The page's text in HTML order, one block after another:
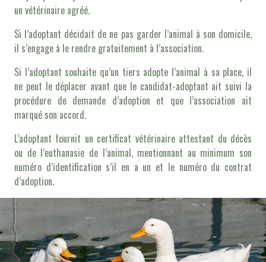
un vétérinaire agréé.
Si l’adoptant décidait de ne pas garder l’animal à son domicile,
il s’engage à le rendre gratuitement à l’association.
Si l’adoptant souhaite qu’un tiers adopte l’animal à sa place, il
ne peut le déplacer avant que le candidat-adoptant ait suivi la
procédure de demande d’adoption et que l’association ait
marqué son accord.
L’adoptant fournit un certificat vétérinaire attestant du décès
ou de l’euthanasie de l’animal, mentionnant au minimum son
numéro d’identification s’il en a un et le numéro du contrat
d’adoption.